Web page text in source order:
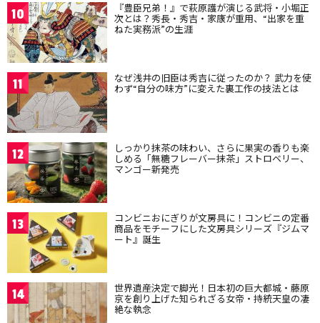
10 『豊臣兄弟！』で萩原護が演じる武将・小堀正
次とは？秀長・秀吉・家康が重用、“出家を重
ねた実務派”の生涯
11 なぜ浅井の旧臣は秀吉に従ったのか？ 武力を使
わず“自分の味方”に変えた裏工作の技法とは
12 しっかり抹茶の味わい、さらに果実の香りも楽
しめる「無糖フレーバー抹茶」ストロベリー、
マンゴー新発売
13 コンビニおにぎりが文房具に！コンビニの定番
商品をモチーフにした文房具シリーズ『ジムマ
ート』誕生
14 世界遺産決定で脚光！日本初の巨大都城・藤原
京を創り上げた知られざる女帝・持統天皇の凄
絶な執念